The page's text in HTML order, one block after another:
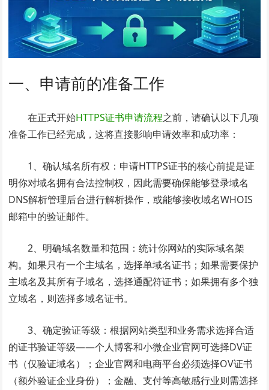
一、申请前的准备工作
在正式开始HTTPS证书申请流程之前，请确认以下几项
准备工作已经完成，这将直接影响申请效率和成功率：
1、确认域名所有权：申请HTTPS证书的核心前提是证
明你对域名拥有合法控制权，因此需要确保能够登录域名
DNS解析管理后台进行解析操作，或能够接收域名WHOIS
邮箱中的验证邮件。
2、明确域名数量和范围：统计你网站的实际域名架
构。如果只有一个主域名，选择单域名证书；如果需要保护
主域名及其所有子域名，选择通配符证书；如果拥有多个独
立域名，则选择多域名证书。
3、确定验证等级：根据网站类型和业务需求选择合适
的证书验证等级——个人博客和小微企业官网可选择DV证
书（仅验证域名）；企业官网和电商平台必须选择OV证书
（额外验证企业身份）；金融、支付等高敏感行业则需选择